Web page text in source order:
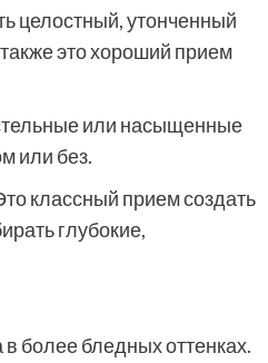
целостный, утонченный
это хороший прием
или насыщенные
или без.
классный прием создать
глубокие,
более бледных оттенках.